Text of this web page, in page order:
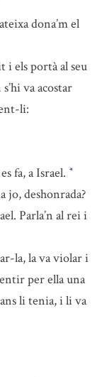
dona’m el
i els portà al seu
va acostar
li:
fa, a Israel. *
jo, deshonrada?
Parla’n al rei i
la, la va violar i
per ella una
li tenia, i li va